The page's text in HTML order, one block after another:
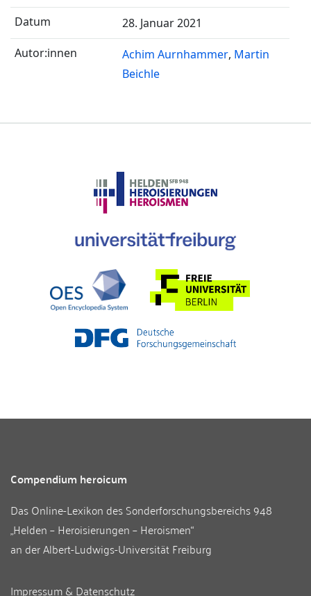
28. Januar 2021
Achim Aurnhammer Martin
Beichle
Compendium heroicum
Das Online-Lexikon desSonderforschungsbereichs 948
„Helden – Heroisierungen – Heroismen“
an derAlbert-Ludwigs-Universität Freiburg
Impressum & Datenschutz